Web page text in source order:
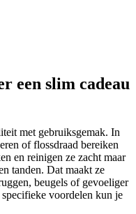
een slim cadeau
met gebruiksgemak. In
of flossdraad bereiken
en reinigen ze zacht maar
tanden. Dat maakt ze
beugels of gevoeliger
voordelen kun je